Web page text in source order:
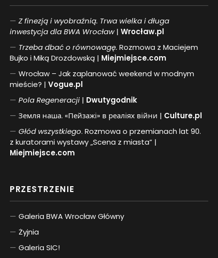
Z finezją i wyobraźnią. Trwa wielka i długa
inwestycja dla BWA Wrocław| Wrocław.pl
Trzeba dbać o równowagę. Rozmowa z Maciejem
Bujko i Miką Drozdowską | Miejmiejsce.com
Wrocław – Jak zaplanować weekend w modnym
mieście? | Vogue.pl
PolaRegeneracji | Dwutygodnik
Земля наша. «Пейзажі» в реаліях війни | Culture.pl
Głód wszystkiego. Rozmowa o przemianach lat 90.
z kuratorami wystawy „Scena z miasta” |
Miejmiejsce.com
PRZESTRZENIE
Galeria BWA Wrocław Główny
Żyjnia
Galeria SIC!